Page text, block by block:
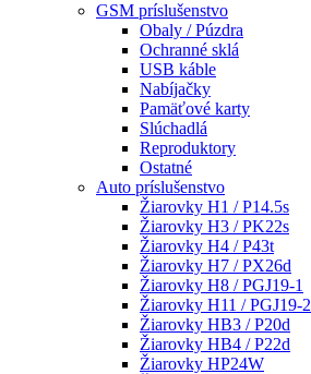
GSM príslušenstvo
Obaly / Púzdra
Ochranné sklá
USB káble
Nabíjačky
Pamäťové karty
Slúchadlá
Reproduktory
Ostatné
Auto príslušenstvo
Žiarovky H1 / P14.5s
Žiarovky H3 / PK22s
Žiarovky H4 / P43t
Žiarovky H7 / PX26d
Žiarovky H8 / PGJ19-1
Žiarovky H11 / PGJ19-2
Žiarovky HB3 / P20d
Žiarovky HB4 / P22d
Žiarovky HP24W